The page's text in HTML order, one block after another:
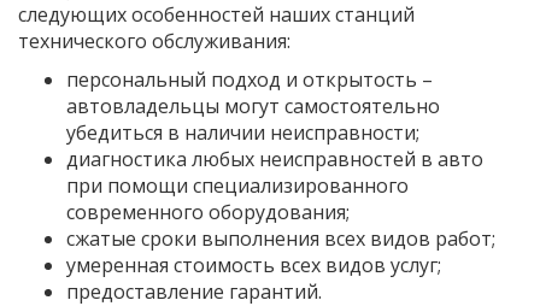
следующих особенностей наших станций
технического обслуживания:
персональный подход и открытость –
автовладельцы могут самостоятельно
убедиться в наличии неисправности;
диагностика любых неисправностей в авто
при помощи специализированного
современного оборудования;
сжатые сроки выполнения всех видов работ;
умеренная стоимость всех видов услуг;
предоставление гарантий.